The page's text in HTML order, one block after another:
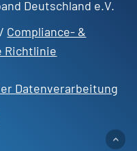
Deutschland e.V.
/ Compliance- &
Richtlinie
Datenverarbeitung